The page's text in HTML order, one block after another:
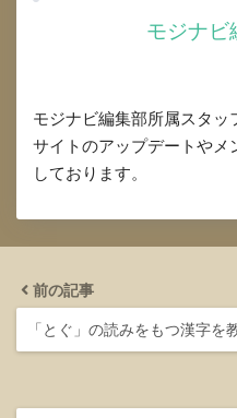
モジナビ
モジナビ編集部所属スタッ
サイトのアップデートやメ
しております。
前の記事
「とぐ」の読みをもつ漢字を